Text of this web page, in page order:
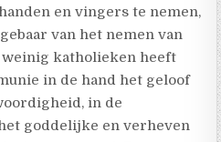
en vingers te nemen,
van het nemen van
weinig katholieken heeft
in de hand het geloof
in de
goddelijke en verheven